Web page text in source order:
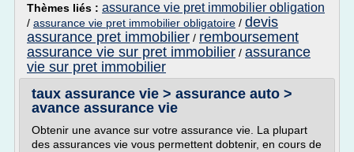
Thèmes liés : assurance vie pret immobilier obligation
/ assurance vie pret immobilier obligatoire / devis
assurance pret immobilier / remboursement
assurance vie sur pret immobilier / assurance
vie sur pret immobilier
taux assurance vie > assurance auto >
avance assurance vie
Obtenir une avance sur votre assurance vie. La plupart
des assurances vie vous permettent dobtenir, en cours de